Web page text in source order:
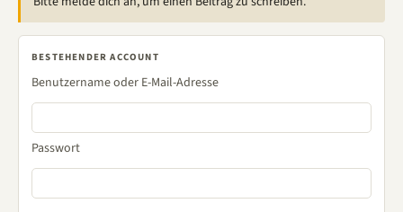
BESTEHENDER ACCOUNT
Benutzername oder E-Mail-Adresse
Passwort